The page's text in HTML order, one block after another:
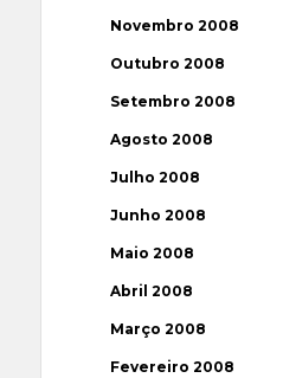
Novembro 2008
Outubro 2008
Setembro 2008
Agosto 2008
Julho 2008
Junho 2008
Maio 2008
Abril 2008
Março 2008
Fevereiro 2008